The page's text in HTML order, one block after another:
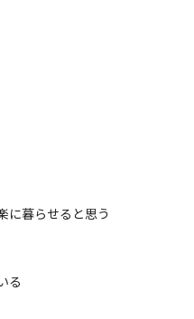
に暮らせると思う
る